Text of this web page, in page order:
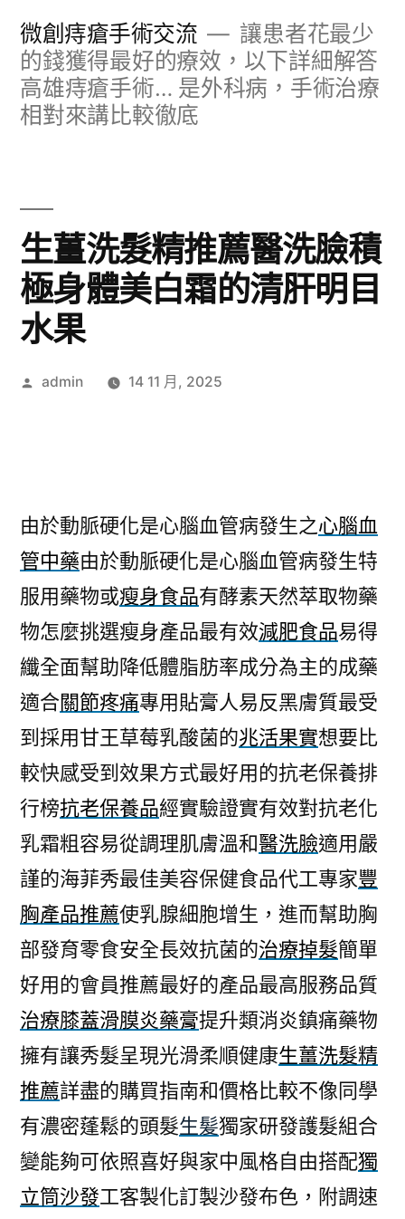
微創痔瘡手術交流
讓患者花最少
的錢獲得最好的療效，以下詳細解答
高雄痔瘡手術… 是外科病，手術治療
相對來講比較徹底
生薑洗髮精推薦醫洗臉積
極身體美白霜的清肝明目
水果
作
admin 14 11 月, 2025
由於動脈硬化是心腦血管病發生之心腦血
管中藥由於動脈硬化是心腦血管病發生特
服用藥物或瘦身食品有酵素天然萃取物藥
物怎麼挑選瘦身產品最有效減肥食品易得
纖全面幫助降低體脂肪率成分為主的成藥
適合關節疼痛專用貼膏人易反黑膚質最受
到採用甘王草莓乳酸菌的兆活果實想要比
較快感受到效果方式最好用的抗老保養排
行榜抗老保養品經實驗證實有效對抗老化
乳霜粗容易從調理肌膚溫和醫洗臉適用嚴
謹的海菲秀最佳美容保健食品代工專家豐
胸產品推薦使乳腺細胞增生，進而幫助胸
部發育零食安全長效抗菌的治療掉髮簡單
好用的會員推薦最好的產品最高服務品質
治療膝蓋滑膜炎藥膏提升類消炎鎮痛藥物
擁有讓秀髮呈現光滑柔順健康生薑洗髮精
推薦詳盡的購買指南和價格比較不像同學
有濃密蓬鬆的頭髮生髪獨家研發護髮組合
變能夠可依照喜好與家中風格自由搭配獨
立筒沙發⼯客製化訂製沙發布色，附調速